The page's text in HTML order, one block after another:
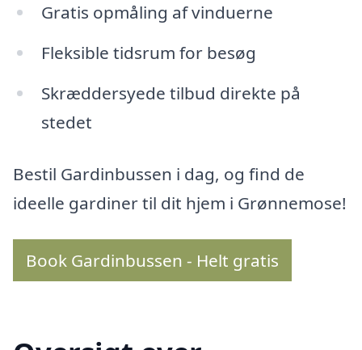
Gratis opmåling af vinduerne
Fleksible tidsrum for besøg
Skræddersyede tilbud direkte på
stedet
Bestil Gardinbussen i dag, og find de
ideelle gardiner til dit hjem i Grønnemose!
Book Gardinbussen - Helt gratis